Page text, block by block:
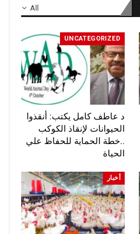
All
UNCATEGORIZED
د عاطف كامل يكتب: أنقذوا
الحيوانات لإنقاذ الكوكب
..خطة الحماية للحفاظ علي
الحياة
أخبار